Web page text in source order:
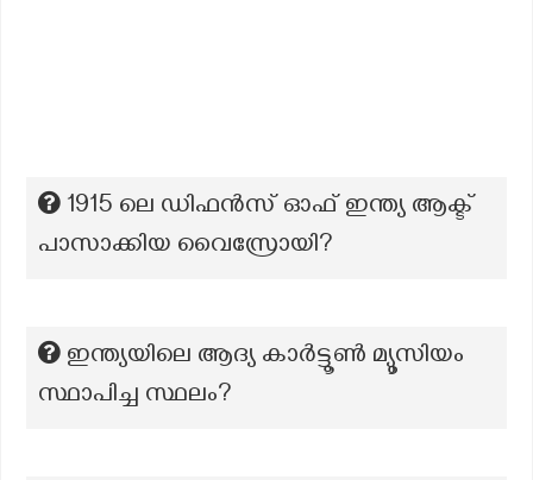
1915 ലെ ഡിഫൻസ് ഓഫ് ഇന്ത്യ ആക്ട്
പാസാക്കിയ വൈസ്രോയി?
ഇന്ത്യയിലെ ആദ്യ കാർട്ടൂൺ മ്യൂസിയം
സ്ഥാപിച്ച സ്ഥലം?